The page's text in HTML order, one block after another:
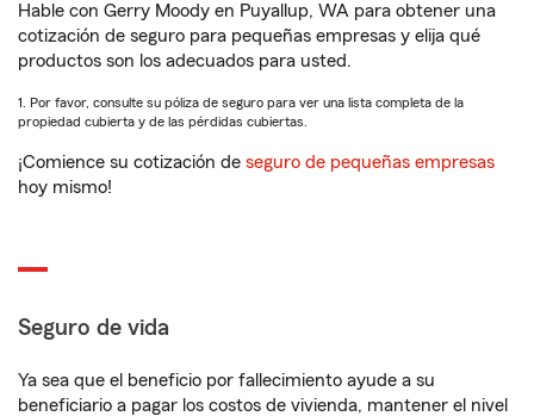
Hable con Gerry Moody en Puyallup, WA para obtener una
cotización de seguro para pequeñas empresas y elija qué
productos son los adecuados para usted.
1. Por favor, consulte su póliza de seguro para ver una lista completa de la
propiedad cubierta y de las pérdidas cubiertas.
¡Comience su cotización de seguro de pequeñas empresas
hoy mismo!
Seguro de vida
Ya sea que el beneficio por fallecimiento ayude a su
beneficiario a pagar los costos de vivienda, mantener el nivel